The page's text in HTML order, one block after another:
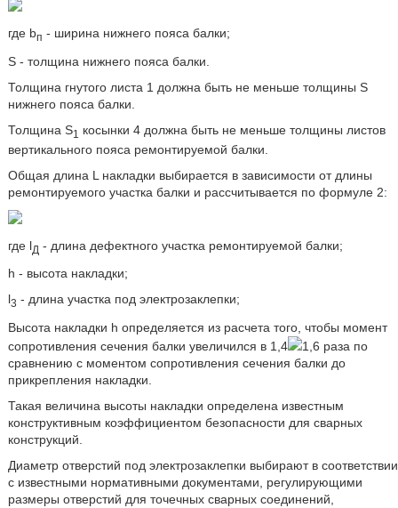
где bп - ширина нижнего пояса балки;
S - толщина нижнего пояса балки.
Толщина гнутого листа 1 должна быть не меньше толщины S
нижнего пояса балки.
Толщина S1
косынки 4 должна быть не меньше толщины листов
вертикального пояса ремонтируемой балки.
Общая длина L накладки выбирается в зависимости от длины
ремонтируемого участка балки и рассчитывается по формуле 2:
где lД - длина дефектного участка ремонтируемой балки;
h - высота накладки;
l3 - длина участка под электрозаклепки;
Высота накладки h определяется из расчета того, чтобы момент
сопротивления сечения балки увеличился в 1,4
1,6 раза по
сравнению с моментом сопротивления сечения балки до
прикрепления накладки.
Такая величина высоты накладки определена известным
конструктивным коэффициентом безопасности для сварных
конструкций.
Диаметр отверстий под электрозаклепки выбирают в соответствии
с известными нормативными документами, регулирующими
размеры отверстий для точечных сварных соединений,